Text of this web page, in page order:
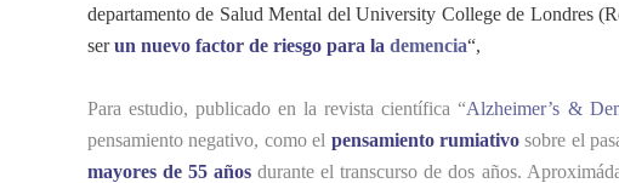
departamento de Salud Mental del University College de Londres
serun nuevo factor de riesgo para la demencia“,
Para estudio, publicado en la revista científica “Alzheimer’s &
pensamiento negativo, como el pensamiento rumiativo sobre el
mayores de 55 años durante el transcurso de dos años.